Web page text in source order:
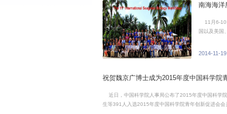
南海海洋
11月6-10日，首次在
国以及美国
2014-11-19
祝贺魏京广博士成为2015年度中国科学院
近日，中国科学院人事局公布了2015年度中国科学